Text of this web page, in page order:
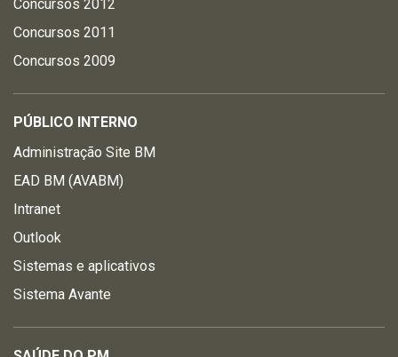
Concursos 2012
Concursos 2011
Concursos 2009
PÚBLICO INTERNO
Administração Site BM
EAD BM (AVABM)
Intranet
Outlook
Sistemas e aplicativos
Sistema Avante